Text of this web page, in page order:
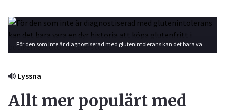
För den som inte är diagnostiserad med glutenintolerans kan det bara vara en dyr historia att köpa glutenfritt i butikerna. Foto: Shutterstock
Lyssna
Allt mer populärt med